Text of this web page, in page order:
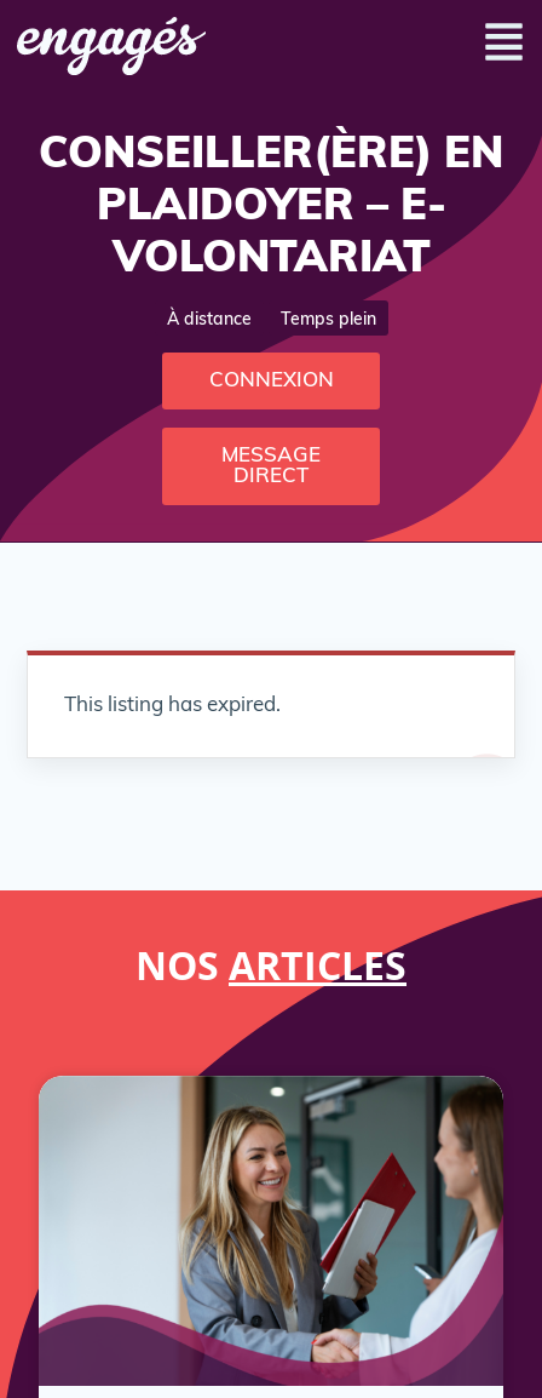
CONSEILLER(ÈRE) EN
PLAIDOYER – E-
VOLONTARIAT
À distance Temps plein
CONNEXION
MESSAGE
DIRECT
This listing has expired.
NOS ARTICLES